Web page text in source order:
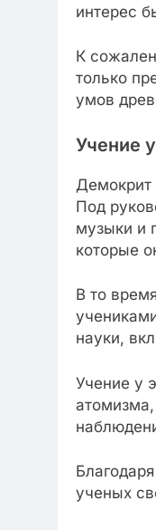
интерес
К
только
умов
Учение
Демокрит
Под
музыки и
которые
В то
науки,
Учение у
ученых